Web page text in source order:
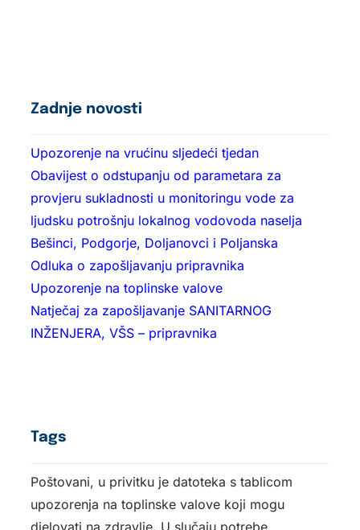
Zadnje novosti
Upozorenje na vrućinu sljedeći tjedan
Obavijest o odstupanju od parametara za
provjeru sukladnosti u monitoringu vode za
ljudsku potrošnju lokalnog vodovoda naselja
Bešinci, Podgorje, Doljanovci i Poljanska
Odluka o zapošljavanju pripravnika
Upozorenje na toplinske valove
Natječaj za zapošljavanje SANITARNOG
INŽENJERA, VŠS – pripravnika
Tags
Poštovani, u privitku je datoteka s tablicom
upozorenja na toplinske valove koji mogu
djelovati na zdravlje. U slučaju potrebe